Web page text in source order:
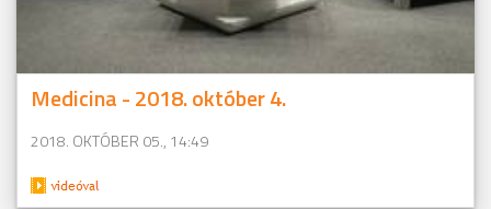
Medicina - 2018. október 4.
2018. OKTÓBER 05., 14:49